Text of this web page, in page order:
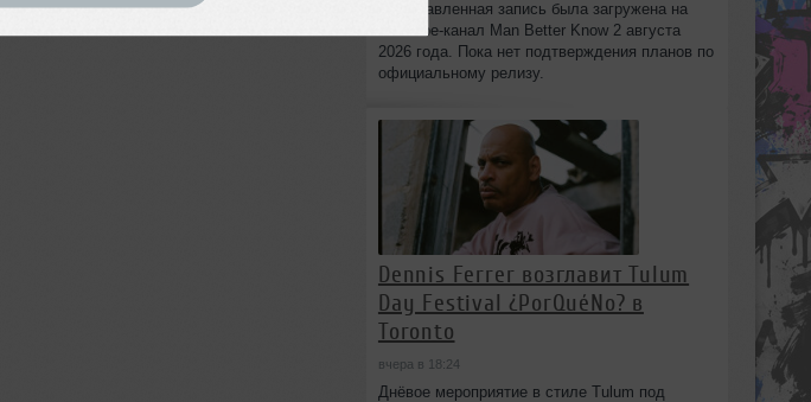
незаглавленная запись была загружена на
YouTube-канал Man Better Know 2 августа
2026 года. Пока нет подтверждения планов по
официальному релизу.
Dennis Ferrer возглавит Tulum
Day Festival ¿PorQuéNo? в
Toronto
вчера в 18:24
Днёвое мероприятие в стиле Tulum под